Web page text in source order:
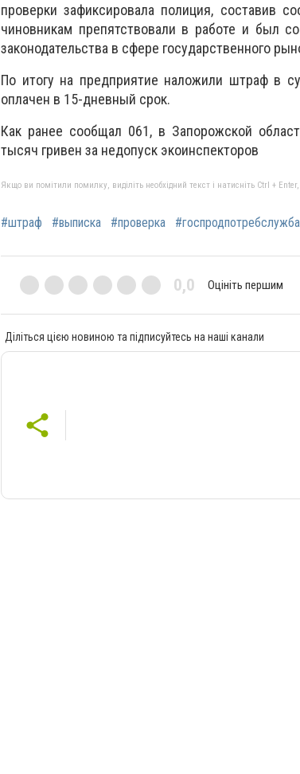
проверки зафиксировала полиция, составив
чиновникам препятствовали в работе и был
законодательства в сфере государственного
По итогу на предприятие наложили штраф в
оплачен в 15-дневный срок.
Как ранее сообщал 061, в Запорожской
тысяч гривен за недопуск экоинспекторов
Якщо ви помітили помилку, виділіть необхідний текст і натисніть Ctrl +
#штраф #выписка #проверка #госпродпотребслужба
0,0 Оцініть першим
Діліться цією новиною та підписуйтесь на наші канали